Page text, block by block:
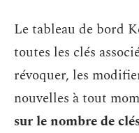
Le tableau de bord
toutes les clés
révoquer, les
nouvelles à tout
sur le nombre de